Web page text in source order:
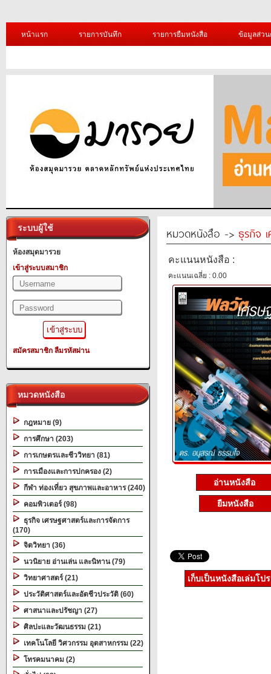
หน้าแรก รายการบันทึก รายการยืมหนังสือ ข้อมูลส่ว
ระบบผู้ใช้
ห้องสมุดมารวย
เข้าสู่ระบบสมาชิก
สมัครสมาชิก ลืมรหัสผ่าน
หมวดหนังสือ
กฎหมาย (9)
การศึกษา (203)
การเกษตรและชีววิทยา (81)
การเมืองและการปกครอง (2)
กีฬา ท่องเที่ยว สุขภาพและอาหาร (240)
คอมพิวเตอร์ (98)
ธุรกิจ เศรษฐศาสตร์และการจัดการ
(170)
จิตวิทยา (36)
นวนิยาย อ่านเล่น และนิทาน (79)
วิทยาศาสตร์ (21)
ประวัติศาสตร์และอัตชีวประวัติ (60)
ศาสนาและปรัชญา (27)
ศิลปะและวัฒนธรรม (21)
เทคโนโลยี วิศวกรรม อุตสาหกรรม (22)
โทรคมนาคม (2)
หมวดหนังสือ -> ธุรกิจ
คะแนนหนังสือ :
คะแนนเฉลี่ย : 0.00
อ่านหนังสือ
ยืมหนังสือ
เก็บเป็นหนังสือเล่มโป